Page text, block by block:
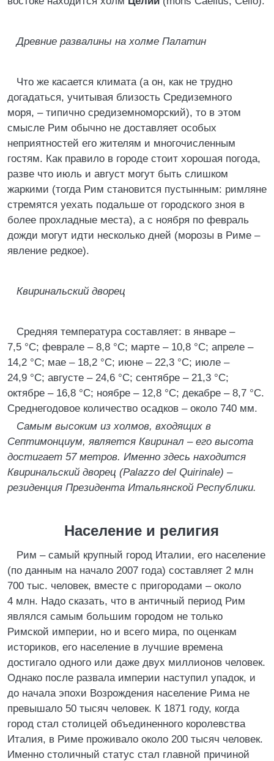
Древние развалины на холме Палатин
Что же касается климата (а он, как не трудно
догадаться, учитывая близость Средиземного
моря, – типично средиземноморский), то в этом
смысле Рим обычно не доставляет особых
неприятностей его жителям и многочисленным
гостям. Как правило в городе стоит хорошая погода,
разве что июль и август могут быть слишком
жаркими (тогда Рим становится пустынным: римляне
стремятся уехать подальше от городского зноя в
более прохладные места), а с ноября по февраль
дожди могут идти несколько дней (морозы в Риме –
явление редкое).
Квиринальский дворец
Средняя температура составляет: в январе –
7,5 °C; феврале – 8,8 °C; марте – 10,8 °C; апреле –
14,2 °C; мае – 18,2 °C; июне – 22,3 °C; июле –
24,9 °C; августе – 24,6 °C; сентябре – 21,3 °C;
октябре – 16,8 °C; ноябре – 12,8 °C; декабре – 8,7 °C.
Среднегодовое количество осадков – около 740 мм.
Самым высоким из холмов, входящих в
Септимонциум, является Квиринал – его высота
достигает 57 метров. Именно здесь находится
Квиринальский дворец (Palazzo del Quirinale) –
резиденция Президента Итальянской Республики.
Население и религия
Рим – самый крупный город Италии, его население
(по данным на начало 2007 года) составляет 2 млн
700 тыс. человек, вместе с пригородами – около
4 млн. Надо сказать, что в античный период Рим
являлся самым большим городом не только
Римской империи, но и всего мира, по оценкам
историков, его население в лучшие времена
достигало одного или даже двух миллионов человек.
Однако после развала империи наступил упадок, и
до начала эпохи Возрождения население Рима не
превышало 50 тысяч человек. К 1871 году, когда
город стал столицей объединенного королевства
Италия, в Риме проживало около 200 тысяч человек.
Именно столичный статус стал главной причиной